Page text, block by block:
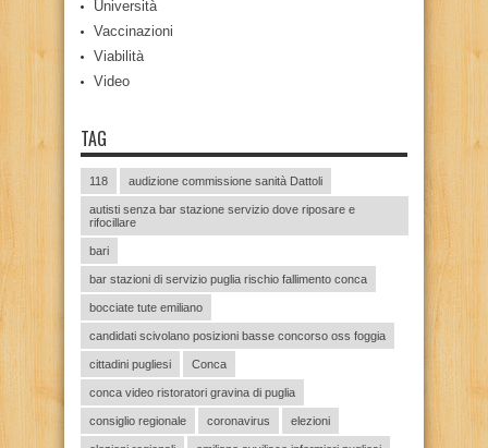
Università
Vaccinazioni
Viabilità
Video
TAG
118 audizione commissione sanità Dattoli
autisti senza bar stazione servizio dove riposare e
rifocillare
bari
bar stazioni di servizio puglia rischio fallimento conca
bocciate tute emiliano
candidati scivolano posizioni basse concorso oss foggia
cittadini pugliesi Conca
conca video ristoratori gravina di puglia
consiglio regionale coronavirus elezioni